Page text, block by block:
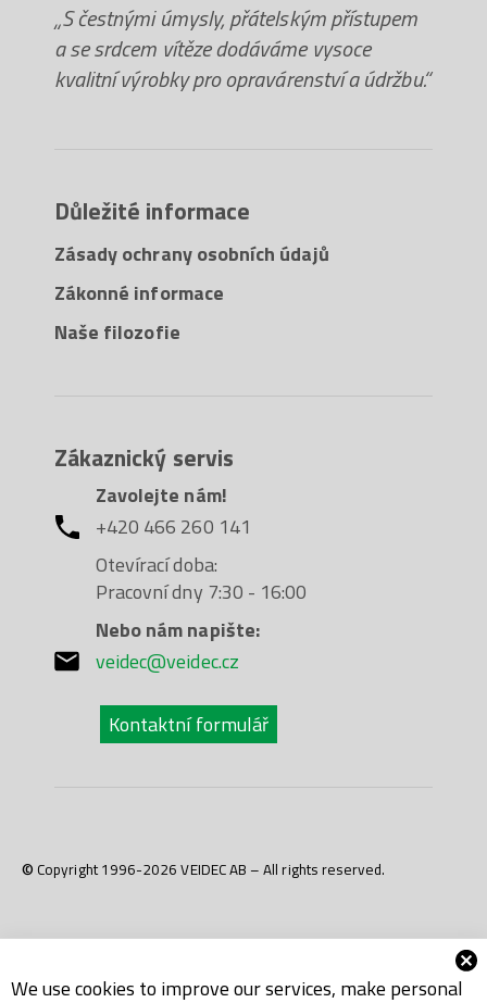
„S čestnými úmysly, přátelským přístupem
a se srdcem vítěze dodáváme vysoce
kvalitní výrobky pro opravárenství a údržbu.“
Důležité informace
Zásady ochrany osobních údajů
Zákonné informace
Naše filozofie
Zákaznický servis
Zavolejte nám!
+420 466 260 141
Otevírací doba:
Pracovní dny 7:30 - 16:00
Nebo nám napište:
veidec@veidec.cz
Kontaktní formulář
© Copyright 1996-2026 VEIDEC AB – All rights reserved.
We use cookies to improve our services, make personal